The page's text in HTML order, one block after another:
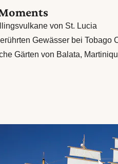
von St. Lucia
Gewässer bei Tobago
Gärten von Balata,